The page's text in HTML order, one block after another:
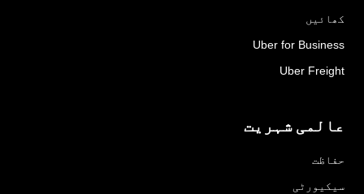
کھائیں
Uber for Business
Uber Freight
عالمی شہریت
حفاظت
سیکیورٹی